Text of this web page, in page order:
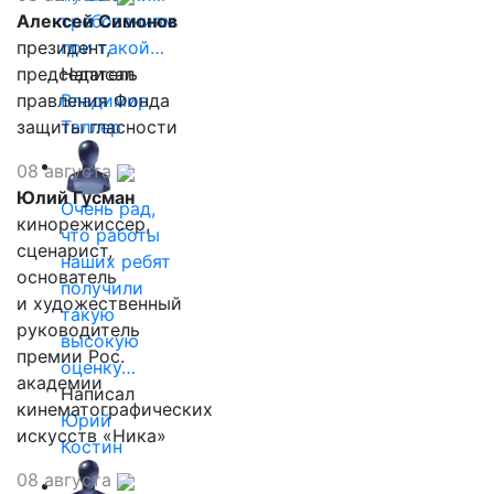
требованиям
при такой…
Написал
Владимир
Таллер
Очень рад,
что работы
наших ребят
получили
такую
высокую
оценку…
Написал
Юрий
Костин
Алексей Симонов
президент,
председатель
правления Фонда
защиты гласности
08 августа
Юлий Гусман
кинорежиссер,
сценарист,
основатель
и художественный
руководитель
премии Рос.
академии
кинематографических
искусств «Ника»
08 августа